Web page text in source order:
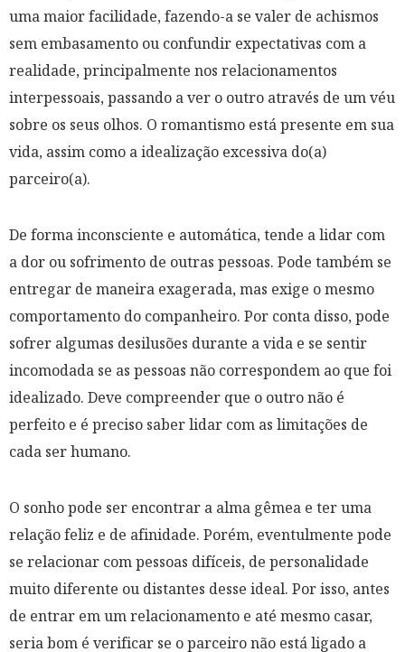
uma maior facilidade, fazendo-a se valer de achismos
sem embasamento ou confundir expectativas com a
realidade, principalmente nos relacionamentos
interpessoais, passando a ver o outro através de um véu
sobre os seus olhos. O romantismo está presente em sua
vida, assim como a idealização excessiva do(a)
parceiro(a).
De forma inconsciente e automática, tende a lidar com
a dor ou sofrimento de outras pessoas. Pode também se
entregar de maneira exagerada, mas exige o mesmo
comportamento do companheiro. Por conta disso, pode
sofrer algumas desilusões durante a vida e se sentir
incomodada se as pessoas não correspondem ao que foi
idealizado. Deve compreender que o outro não é
perfeito e é preciso saber lidar com as limitações de
cada ser humano.
O sonho pode ser encontrar a alma gêmea e ter uma
relação feliz e de afinidade. Porém, eventulmente pode
se relacionar com pessoas difíceis, de personalidade
muito diferente ou distantes desse ideal. Por isso, antes
de entrar em um relacionamento e até mesmo casar,
seria bom é verificar se o parceiro não está ligado a